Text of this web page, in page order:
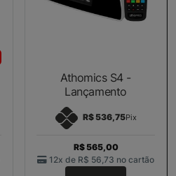
Athomics S4 -
Lançamento
R$ 536,75Pix
R$ 565,00
12x de R$ 56,73 no cartão